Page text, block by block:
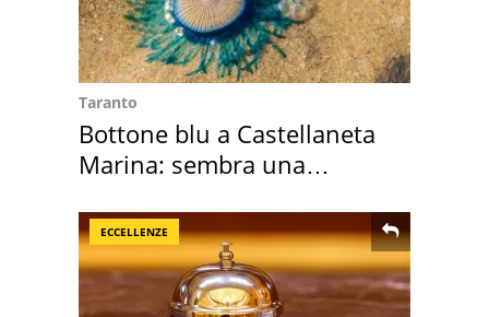
Taranto
Bottone blu a Castellaneta
Marina: sembra una
ECCELLENZE